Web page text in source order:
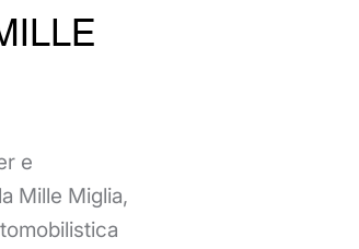
e
Mille Miglia,